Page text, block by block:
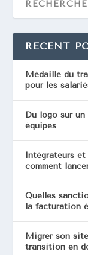
RECENT
Médaille du
pour les
Du logo sur
équipes
Intégrateurs
comment
Quelles
la facturation
Migrer son
transition en